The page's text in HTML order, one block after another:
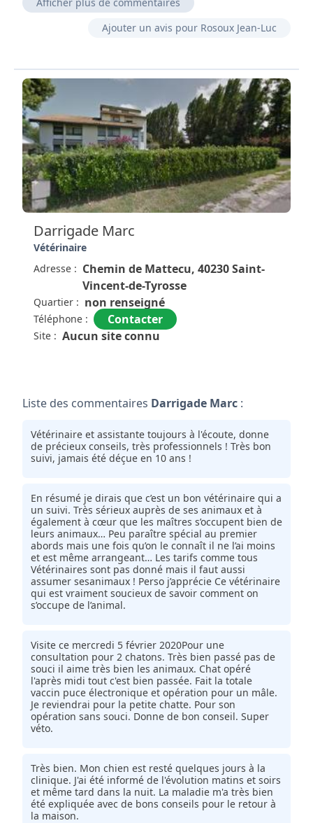
Excellent vétérinaires peu bavard mais efficace.
Très compétent et c'est tout ce qu'on souhaite !
Super veto mais ils connaît son boulot sur le bout
des doigts ils est super fort un diagnostique cher lui
et la. Bete a se qui vous a dit super super.
Très bon vétérinaire. Bons résultats sur les
diagnostics de mes animaux et sur les interventions.
Je le recommande.
Ajouter un avis pour Rosoux Jean-Luc
Darrigade Marc
Vétérinaire
Adresse : Chemin de Mattecu, 40230 Saint-
Vincent-de-Tyrosse
Quartier : non renseigné
Téléphone : Contacter
Site : Aucun site connu
Liste des commentaires Darrigade Marc :
Vétérinaire et assistante toujours à l'écoute, donne
de précieux conseils, très professionnels ! Très bon
suivi, jamais été déçue en 10 ans !
En résumé je dirais que c’est un bon vétérinaire qui a
un suivi. Très sérieux auprès de ses animaux et à
également à cœur que les maîtres s’occupent bien de
leurs animaux… Peu paraître spécial au premier
abords mais une fois qu’on le connaît il ne l’ai moins
et est même arrangeant… Les tarifs comme tous
Vétérinaires sont pas donné mais il faut aussi
assumer sesanimaux ! Perso j’apprécie Ce vétérinaire
qui est vraiment soucieux de savoir comment on
s’occupe de l’animal.
Visite ce mercredi 5 février 2020Pour une
consultation pour 2 chatons. Très bien passé pas de
souci il aime très bien les animaux. Chat opéré
l'après midi tout c'est bien passée. Fait la totale
vaccin puce électronique et opération pour un mâle.
Je reviendrai pour la petite chatte. Pour son
opération sans souci. Donne de bon conseil. Super
véto.
Très bien. Mon chien est resté quelques jours à la
clinique. J'ai été informé de l'évolution matins et soirs
et même tard dans la nuit. La maladie m'a très bien
été expliquée avec de bons conseils pour le retour à
la maison.